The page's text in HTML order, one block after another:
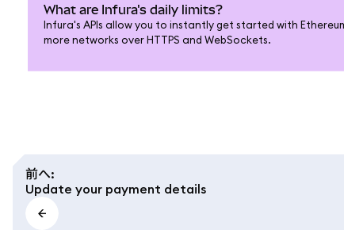
What are Infura's daily limits?
Infura's APIs allow you to instantly get started with
more networks over HTTPS and WebSockets.
前へ:
Update your payment details